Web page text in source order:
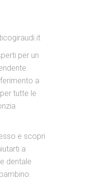
per un
a
tutte le
e scopri
a
dentale